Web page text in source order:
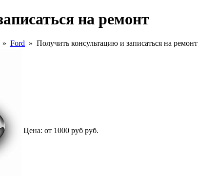
на ремонт
» Ford » Получить консультацию и записаться на ремонт
Цена: от 1000 руб руб.